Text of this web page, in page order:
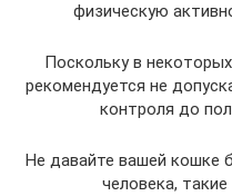
физическую
Поскольку в
рекомендуется не
контроля до
Не давайте вашей кошке
человека,